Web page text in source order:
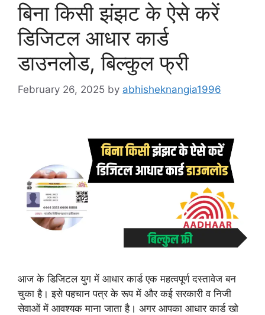
बिना किसी झंझट के ऐसे करें
डिजिटल आधार कार्ड
डाउनलोड, बिल्कुल फ्री
February 26, 2025 by abhisheknangia1996
आज के डिजिटल युग में आधार कार्ड एक महत्वपूर्ण दस्तावेज बन
चुका है। इसे पहचान पत्र के रूप में और कई सरकारी व निजी
सेवाओं में आवश्यक माना जाता है। अगर आपका आधार कार्ड खो